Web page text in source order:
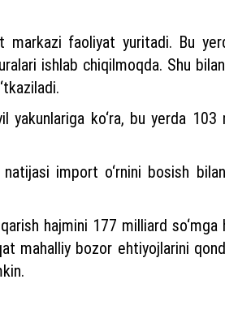
markazi faoliyat yuritadi. Bu
ishlab chiqilmoqda. Shu
yakunlariga ko‘ra, bu yerda
import o‘rnini bosish
hajmini 177 milliard
mahalliy bozor ehtiyojlarini